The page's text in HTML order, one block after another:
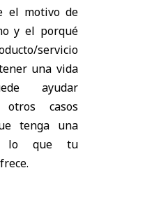
el motivo de
y el porqué
servicio
una vida
ayudar
casos
tenga una
lo que tu